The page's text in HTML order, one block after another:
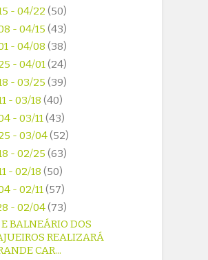
- 04/22 (50)
- 04/15 (43)
- 04/08 (38)
- 04/01(24)
- 03/25 (39)
- 03/18 (40)
- 03/11(43)
- 03/04(52)
- 02/25 (63)
- 02/18 (50)
- 02/11(57)
- 02/04(73)
BALNEÁRIO DOS
REALIZARÁ
CAR...